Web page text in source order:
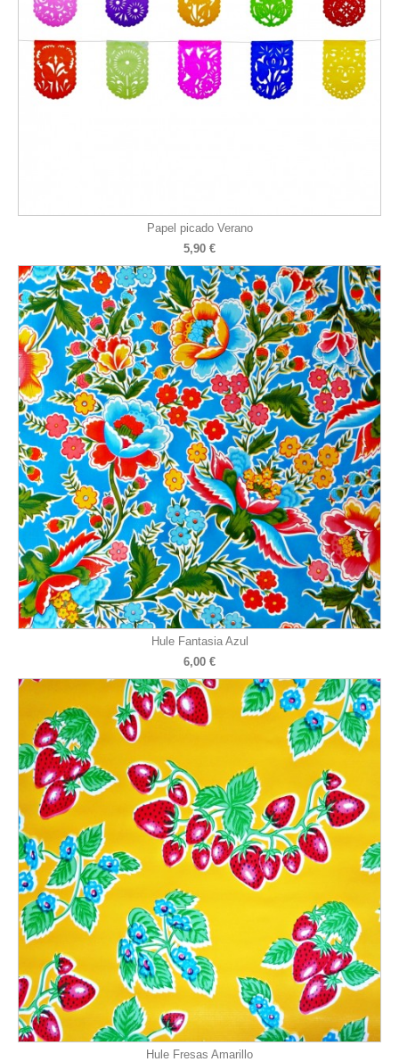
Papel picado Verano
5,90 €
Hule Fantasia Azul
6,00 €
Hule Fresas Amarillo